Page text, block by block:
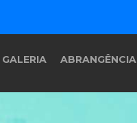
GALERIA ABRANGÊNCIA